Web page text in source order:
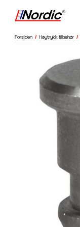
Forsiden / Høytrykk tilbehør /